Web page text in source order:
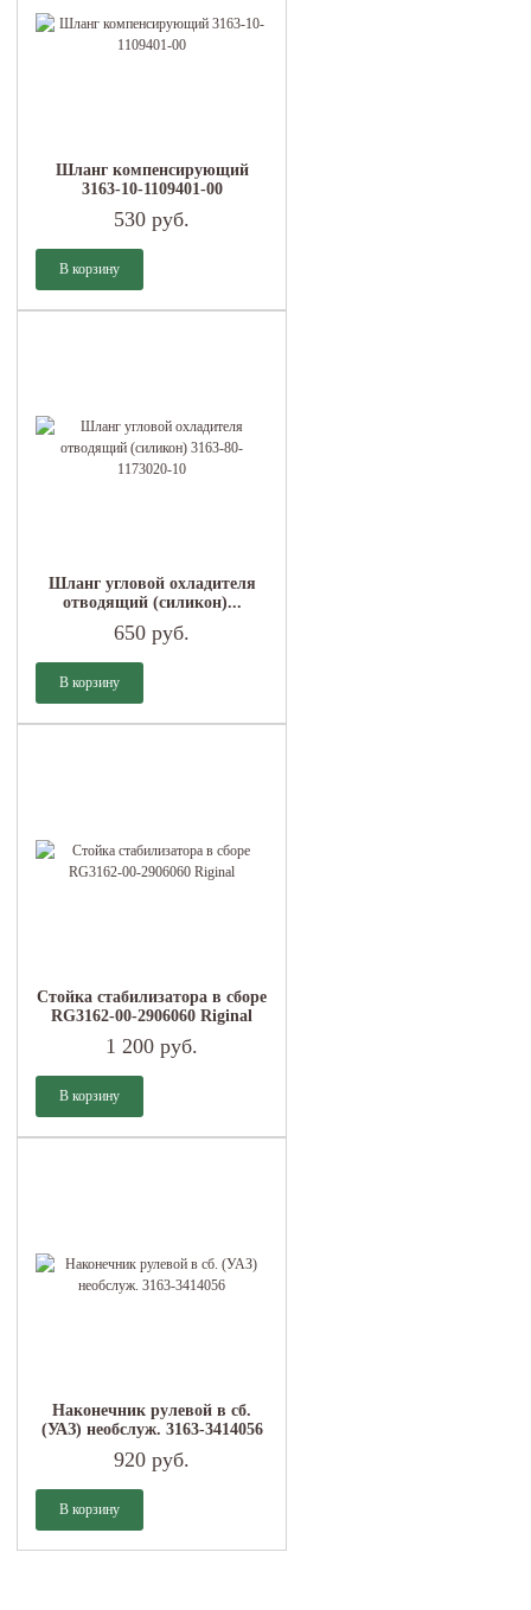
Шланг компенсирующий
3163-10-1109401-00
530 руб.
Шланг угловой охладителя
отводящий (силикон)...
650 руб.
Стойка стабилизатора в сборе
RG3162-00-2906060 Riginal
1 200 руб.
Наконечник рулевой в сб.
(УАЗ) необслуж. 3163-3414056
920 руб.